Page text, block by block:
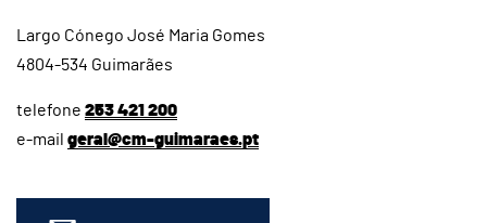
Largo Cónego José Maria Gomes
4804-534 Guimarães
telefone 253 421 200
e-mail geral@cm-guimaraes.pt